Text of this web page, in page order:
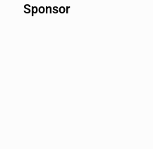
Sponsor